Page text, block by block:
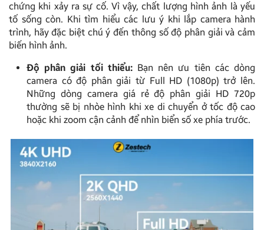
chứng khi xảy ra sự cố. Vì vậy, chất lượng hình ảnh là yếu
tố sống còn. Khi tìm hiểu các lưu ý khi lắp camera hành
trình, hãy đặc biệt chú ý đến thông số độ phân giải và cảm
biến hình ảnh.
Độ phân giải tối thiểu:Bạn nên ưu tiên các dòng
camera có độ phân giải từ Full HD (1080p) trở lên.
Những dòng camera giá rẻ độ phân giải HD 720p
thường sẽ bị nhòe hình khi xe di chuyển ở tốc độ cao
hoặc khi zoom cận cảnh để nhìn biển số xe phía trước.